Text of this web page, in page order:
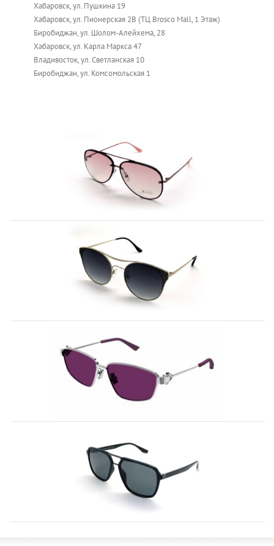
Хабаровск, ул. Пушкина 19
Хабаровск, ул. Пионерская 2В (ТЦ Brosco Mall, 1 Этаж)
Биробиджан, ул. Шолом-Алейхема, 28
Хабаровск, ул. Карла Маркса 47
Владивосток, ул. Светланская 10
Биробиджан, ул. Комсомольская 1